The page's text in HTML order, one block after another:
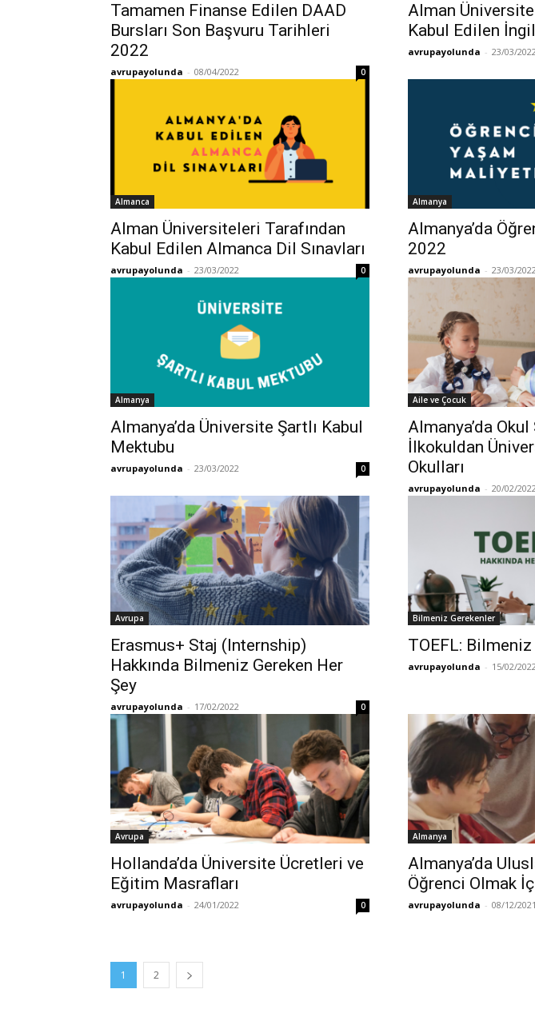
Tamamen Finanse Edilen DAAD
Bursları Son Başvuru Tarihleri ​​
2022
avrupayolunda - 08/04/2022 0
Alman
Kabul Edilen
avrupayolunda - 23/03/
Almanca
Alman Üniversiteleri Tarafından
Kabul Edilen Almanca Dil Sınavları
avrupayolunda - 23/03/2022 0
Almanya
Almanya’da
2022
avrupayolunda - 23/03/
Almanya
Almanya’da Üniversite Şartlı Kabul
Mektubu
avrupayolunda - 23/03/2022 0
Aile ve Çocuk
Almanya’da
İlkokuldan
Okulları
avrupayolunda - 20/02/
Avrupa
Erasmus+ Staj (Internship)
Hakkında Bilmeniz Gereken Her
Şey
avrupayolunda - 17/02/2022 0
Bilmeniz Gerekenler
TOEFL:
avrupayolunda - 15/02/
Avrupa
Hollanda’da Üniversite Ücretleri ve
Eğitim Masrafları
avrupayolunda - 24/01/2022 0
Almanya
Almanya’da
Öğrenci Olmak
avrupayolunda - 08/12/2021
1 2